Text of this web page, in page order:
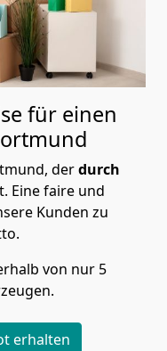
für einen
derdurch
Eine faire und
Kunden zu
von nur 5
erhalten